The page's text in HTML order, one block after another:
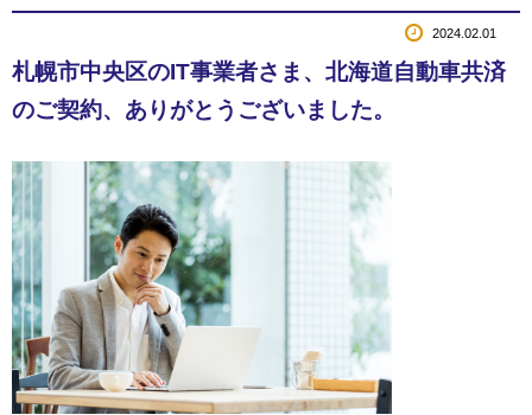
2024.02.01
札幌市中央区のIT事業者さま、北海道自動車共済
のご契約、ありがとうございました。